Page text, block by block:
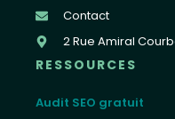
Contact
2 Rue Amiral
RESSOURCES
Audit SEO gratuit